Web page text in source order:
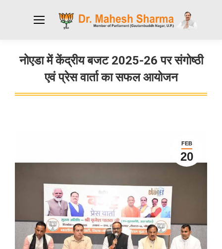
नोएडा में केंद्रीय बजट 2025-26 पर संगोष्ठी
एवं प्रेस वार्ता का सफल आयोजन
You are here:
FEB
20